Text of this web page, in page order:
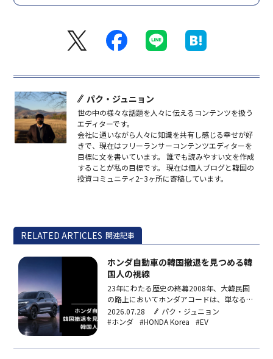
行タクシー実証事業に自社技術を提供する。 A
2Zの自律走行技術が日本の公共交通体系に適用
されるのは今回が初となる。今回の実証は徳島
パク・ジュニョン
世の中の様々な話題を人々に伝えるコンテンツを扱う
エディターです。
会社に通いながら人々に知識を共有し感じる幸せが好
きで、現在はフリーランサーコンテンツエディターを
目標に文を書いています。 誰でも読みやすい文を作成
することが私の目標です。 現在は個人ブログと韓国の
投資コミュニティ2~3ヶ所に寄稿しています。
RELATED ARTICLES 関連記事
ホンダ自動車の韓国撤退を見つめる韓
国人の視線
23年にわたる歴史の終幕2008年、大韓民国
の路上においてホンダアコードは、単なる移
動手段以上の存在でした。当時ホンダは、韓
国で初めて輸入車販売1万台を突破し、輸入
2026.07.28
パク・ジュニョン
#ホンダ #HONDA Korea #EV